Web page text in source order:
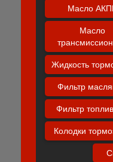
Масло
Масло
Жидкость
Фильтр
Фильтр
Колодки